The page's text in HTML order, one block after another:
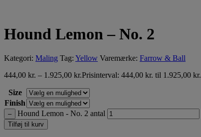
Hound Lemon – No. 2
Kategori: Maling Tag: Yellow Varemærke: Farrow & Ball
444,00 kr. – 1.925,00 kr.Prisinterval: 444,00 kr. til 1.925,00 kr.
Size
Finish
– Hound Lemon - No. 2 antal
Tilføj til kurv